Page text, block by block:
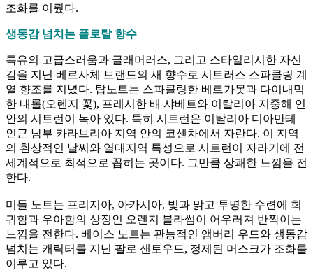
조화를 이뤘다.
생동감 넘치는 플로랄 향수
특유의 고급스러움과 글래머러스, 그리고 스타일리시한 자신
감을 지닌 베르사체 브랜드의 새 향수로 시트러스 스파클링 계
열 향조를 지녔다. 탑노트는 스파클링한 베르가못과 다이내믹
한 내롤(오렌지 꽃), 프레시한 배 샤베트와 이탈리아 지중해 연
안의 시트런이 녹아 있다. 특히 시트런은 이탈리아 디아만테
인근 남부 카라브리아 지역 안의 코센차에서 자란다. 이 지역
의 환상적인 날씨와 열대지역 특성으로 시트런이 자라기에 전
세계적으로 최적으로 꼽히는 곳이다. 그만큼 상쾌한 느낌을 전
한다.
미들 노트는 프리지아, 아카시아, 빛과 맑고 투명한 수련에 희
귀함과 우아함의 상징인 오렌지 블라썸이 어우러져 반짝이는
느낌을 전한다. 베이스 노트는 관능적인 앰버리 우드와 생동감
넘치는 캐릭터를 지닌 팔로 샌토우드, 정제된 머스크가 조화를
이루고 있다.